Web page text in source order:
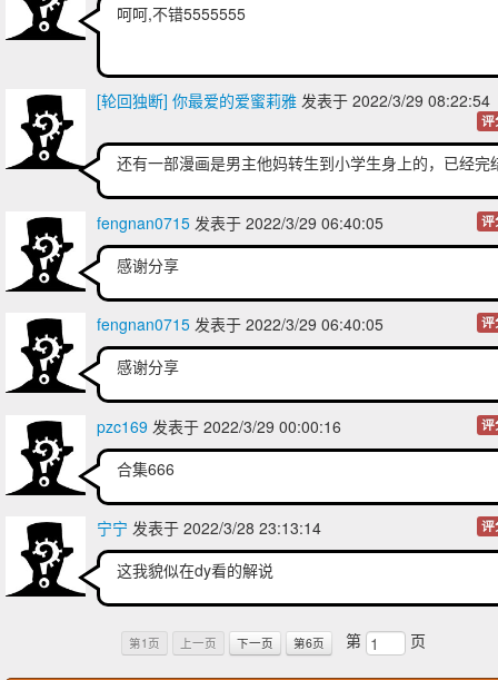
呵呵,不错5555555
[轮回独断] 你最爱的爱蜜莉雅 发表于 2022/3/29
评
还有一部漫画是男主他妈转生到小学生身上的，已经完
fengnan0715 发表于 2022/3/29 06:40:05 评
感谢分享
fengnan0715 发表于 2022/3/29 06:40:05 评
感谢分享
pzc169 发表于 2022/3/29 00:00:16 评
合集666
宁宁 发表于 2022/3/28 23:13:14 评
这我貌似在dy看的解说
第1页 上一页 下一页 第6页 第 页